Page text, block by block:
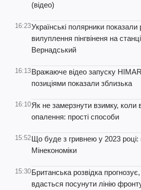
(відео)
16:23Українські полярники показали
вилуплення пінгвіненя на
Вернадський
16:13Вражаюче відео запуску
позиціями показали зблизька
16:10Як не замерзнути взимку, коли
опалення: прості способи
15:52Що буде з гривнею у 2023 році:
Мінекономіки
15:30Британська розвідка
вдасться посунути лінію